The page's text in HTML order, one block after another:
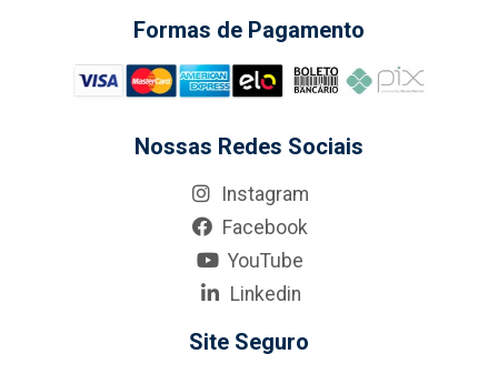
Formas de Pagamento
Nossas Redes Sociais
Instagram
Facebook
YouTube
Linkedin
Site Seguro